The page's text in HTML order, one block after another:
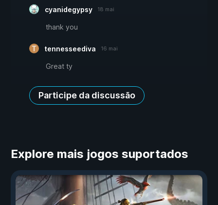
cyanidegypsy 18 mai
thank you
tennesseediva 16 mai
Great ty
Participe da discussão
Explore mais jogos suportados